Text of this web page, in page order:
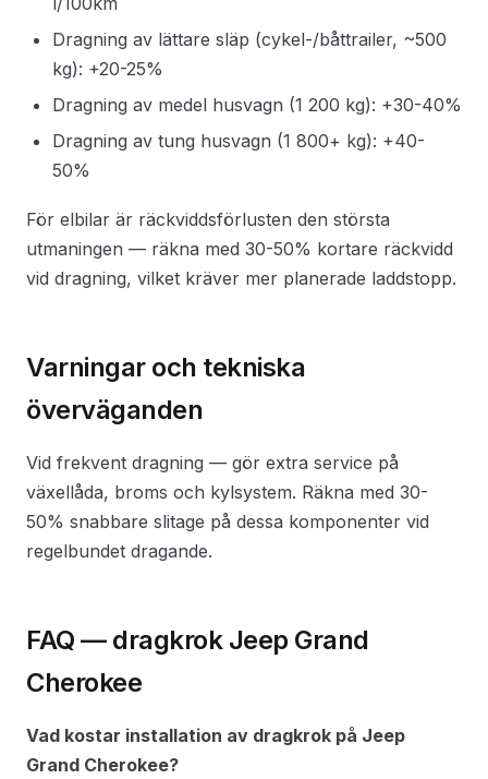
Dragning av lättare släp (cykel-/båttrailer, ~500
kg): +20-25%
Dragning av medel husvagn (1 200 kg): +30-40%
Dragning av tung husvagn (1 800+ kg): +40-
50%
För elbilar är räckviddsförlusten den största
utmaningen — räkna med 30-50% kortare räckvidd
vid dragning, vilket kräver mer planerade laddstopp.
Varningar och tekniska
överväganden
Vid frekvent dragning — gör extra service på
växellåda, broms och kylsystem. Räkna med 30-
50% snabbare slitage på dessa komponenter vid
regelbundet dragande.
FAQ — dragkrok Jeep Grand
Cherokee
Vad kostar installation av dragkrok på Jeep
Grand Cherokee?